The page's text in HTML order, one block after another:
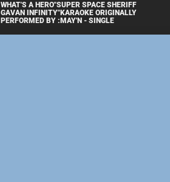
WHAT'S A HERO"SUPER SPACE SHERIFF
GAVAN INFINITY"KARAOKE ORIGINALLY
PERFORMED BY :MAY'N - SINGLE